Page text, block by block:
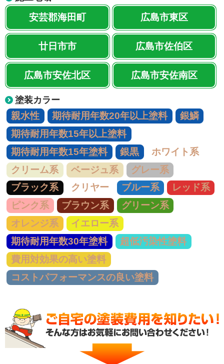
安芸郡海田町 広島市東区
廿日市市 広島市佐伯区
広島市安佐北区 広島市安佐南区
塗装カラー
親水性 期待耐用年数20年以上塗料
銀鱗
期待耐用年数15年以上塗料
期待耐用年数15年塗料
銀黒
ホワイト系
クリーム系
ベージュ系
グレー系
ブラック系
クリヤー ブルー系
レッド系
ピンク系
ブラウン系
グリーン系
オレンジ系
イエロー系
期待耐用年数30年塗料
超低汚染性塗料
費用対効果の高い塗料
コストパフォーマンスの良い塗料